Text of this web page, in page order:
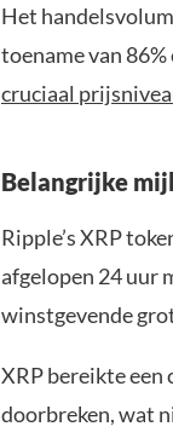
Het
toename van
cruciaal
Belangrijke
Ripple’s XRP
afgelopen 24 uur
winstgevende
XRP bereikte
doorbreken, wat